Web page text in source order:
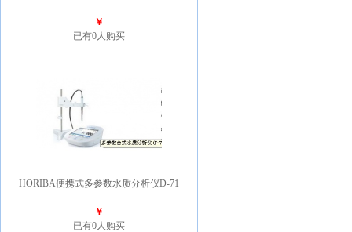
￥
已有0人购买
HORIBA便携式多参数水质分析仪D-71
￥
已有0人购买